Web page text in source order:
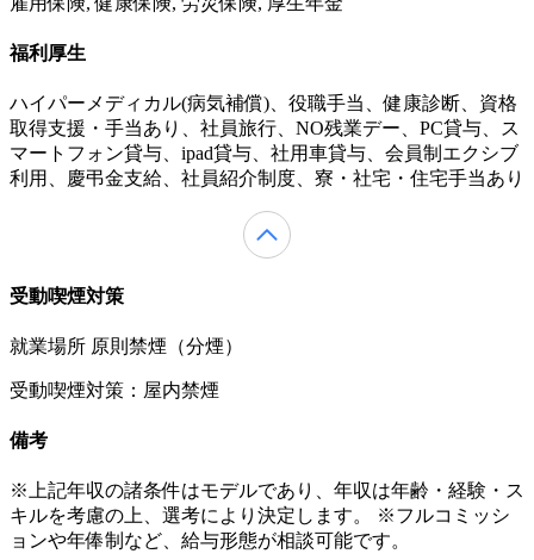
福利厚生
ハイパーメディカル(病気補償)、役職手当、健康診断、資格
取得支援・手当あり、社員旅行、NO残業デー、PC貸与、ス
マートフォン貸与、ipad貸与、社用車貸与、会員制エクシブ
利用、慶弔金支給、社員紹介制度、寮・社宅・住宅手当あり
受動喫煙対策
就業場所 原則禁煙（分煙）
受動喫煙対策：屋内禁煙
備考
※上記年収の諸条件はモデルであり、年収は年齢・経験・ス
キルを考慮の上、選考により決定します。 ※フルコミッシ
ョンや年俸制など、給与形態が相談可能です。